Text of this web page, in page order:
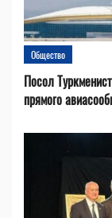
Общество
Посол
прямого